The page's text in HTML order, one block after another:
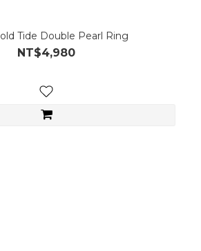
Tide Double Pearl Ring
NT$4,980